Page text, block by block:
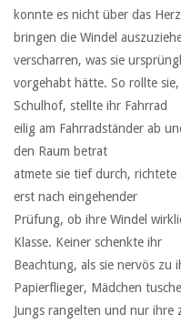
konnte es nicht über das Herz
bringen die Windel
verscharren, was sie
vorgehabt hätte. So rollte
Schulhof, stellte ihr Fahrrad
eilig am Fahrradständer ab
den Raum betrat
atmete sie tief durch,
erst nach eingehender
Prüfung, ob ihre Windel
Klasse. Keiner schenkte ihr
Beachtung, als sie nervös zu
Papierflieger, Mädchen
Jungs rangelten und nur ihre